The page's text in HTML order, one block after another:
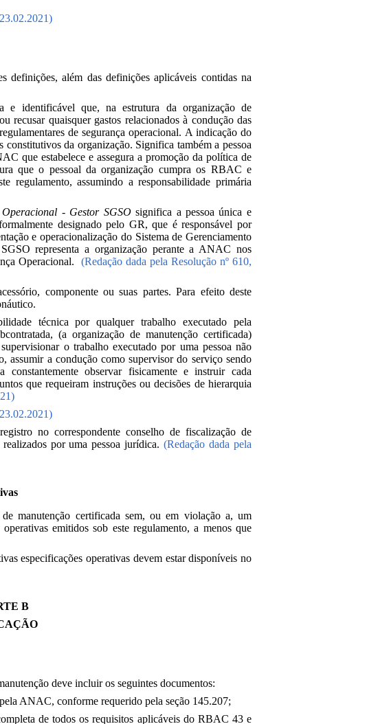
definições, além das definições aplicáveis contidas na
identificável que, na estrutura da organização de
recusar quaisquer gastos relacionados à condução das
de segurança operacional. A indicação do
da organização. Significa também a pessoa
que estabelece e assegura a promoção da política de
que o pessoal da organização cumpra os RBAC e
regulamento, assumindo a responsabilidade primária
- Gestor SGSOsignifica a pessoa única e
designado pelo GR, que é responsável por
e operacionalização do Sistema de Gerenciamento
representa a organização perante a ANAC nos
Operacional. (Redação dada pela Resolução nº 610,
componente ou suas partes. Para efeito deste
técnica por qualquer trabalho executado pela
(a organização de manutenção certificada)
o trabalho executado por uma pessoa não
assumir a condução como supervisor do serviço sendo
constantemente observar fisicamente e instruir cada
que requeiram instruções ou decisões de hierarquia
no correspondente conselho de fiscalização de
realizados por uma pessoa jurídica.(Redação dada pela
manutenção certificada sem, ou em violação a, um
emitidos sob este regulamento, a menos que
especificações operativas devem estar disponíveis no
B
deve incluir os seguintes documentos:
ANAC, conforme requerido pela seção 145.207;
de todos os requisitos aplicáveis do RBAC 43 e